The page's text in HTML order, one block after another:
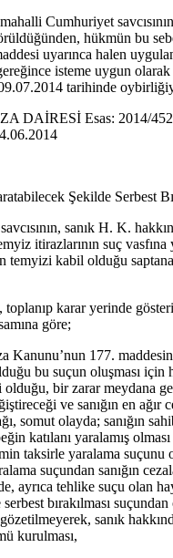
Cumhuriyet
hükmün bu
uyarınca halen
isteme uygun olarak
tarihinde
DAİRESİ Esas: 2014/
Şekilde Serbest
sanık H. K.
itirazlarının suç vasfına
temyizi kabil olduğu
toplanıp karar yerinde
göre;
Kanunu’nun 177.
bu suçun oluşması için
olduğu, bir zarar meydana
ve sanığın en ağır
somut olayda; sanığın
katılanı yaralamış
taksirle yaralama suçunu
suçundan sanığın
ayrıca tehlike suçu olan
bırakılması suçundan
sanık
kurulması,